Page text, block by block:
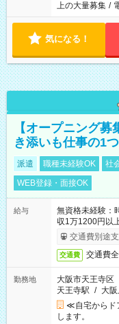
上の大量募集 /
気になる！
【オープニング
き添いも仕事の1つ
派遣 職種未経験OK 社
WEB登録・面接OK
給与
無資格未経験
収1万1200円以
交通費別途
交通費 交通費
勤務地
大阪市天王寺区
天王寺駅 / 大
≪自宅からド
します。